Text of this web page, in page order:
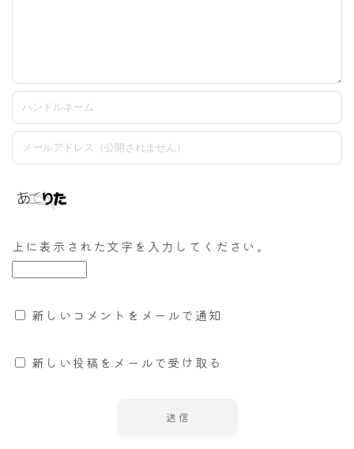
上に表示された文字を入力してください。
新しいコメントをメールで通知
新しい投稿をメールで受け取る